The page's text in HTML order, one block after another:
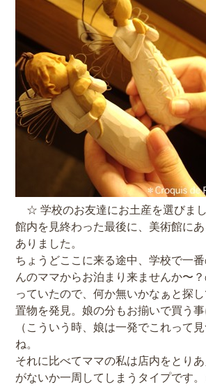
☆ 学校のお友達にお土産を選びま
館内を見終わった最後に、美術館に
ありました。
ちょうどここに来る途中、学校で一
んのママからお泊まり来ませんか〜
っていたので、何か無いかなぁと探
置物を発見。娘の分もお揃いで買う事
（こういう時、娘は一発でこれって
ね。
それに比べてママの私は店内をとり
がないか一周してしまうタイプです。